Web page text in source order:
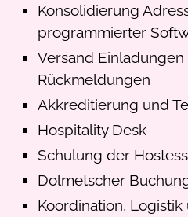
Konsolidierung
programmierter
Versand
Rückmeldungen
Akkreditierung und
Hospitality Desk
Schulung der
Dolmetscher
Koordination,